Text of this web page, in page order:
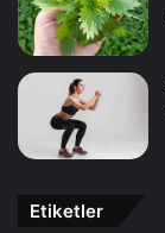
Etiketler